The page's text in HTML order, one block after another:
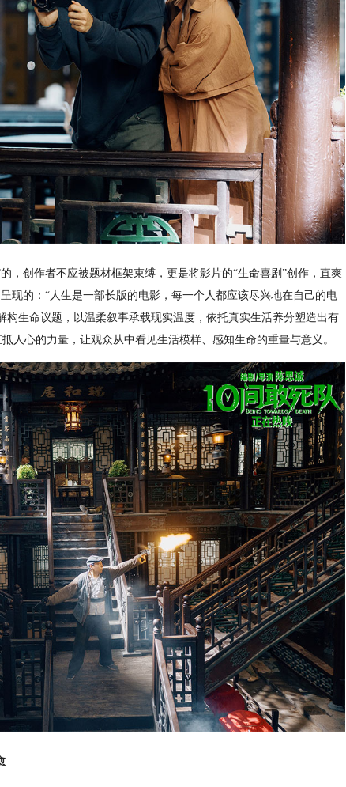
，创作者不应被题材框架束缚，更是将影片的“生命喜剧”创作，直爽
现的：“人生是一部长版的电影，每一个人都应该尽兴地在自己的电
构生命议题，以温柔叙事承载现实温度，依托真实生活养分塑造出有
人心的力量，让观众从中看见生活模样、感知生命的重量与意义。